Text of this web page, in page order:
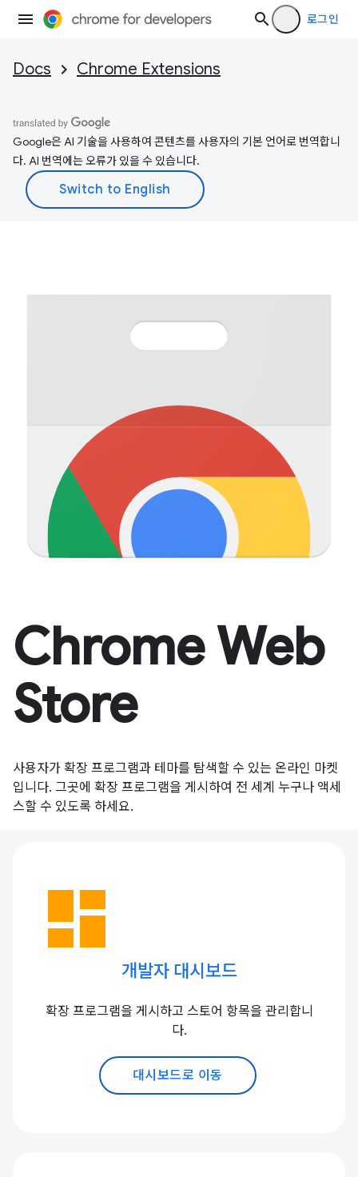
로그인
Docs Chrome Extensions
Google은 AI 기술을 사용하여 콘텐츠를 사용자의 기본 언어로 번역합니
다. AI 번역에는 오류가 있을 수 있습니다.
Chrome Web
Store
사용자가 확장 프로그램과 테마를 탐색할 수 있는 온라인 마켓
입니다. 그곳에 확장 프로그램을 게시하여 전 세계 누구나 액세
스할 수 있도록 하세요.
dashboard
개발자 대시보드
확장 프로그램을 게시하고 스토어 항목을 관리합니
다.
대시보드로 이동